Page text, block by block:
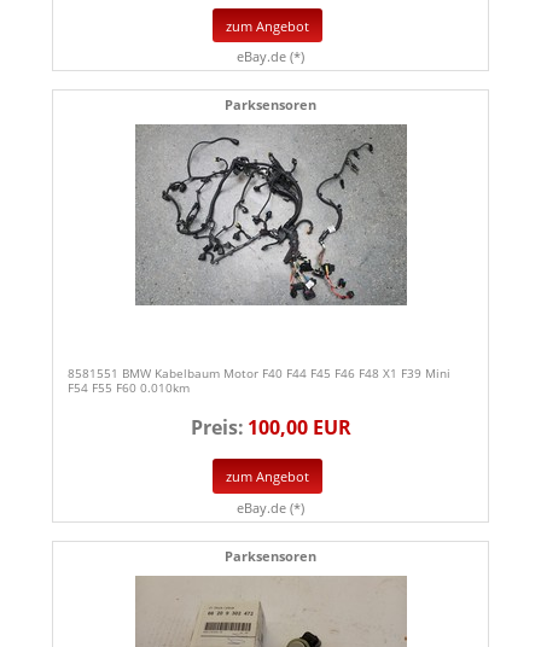
zum Angebot
eBay.de (*)
Parksensoren
8581551 BMW Kabelbaum Motor F40 F44 F45 F46 F48 X1 F39 Mini
F54 F55 F60 0.010km
Preis: 100,00 EUR
zum Angebot
eBay.de (*)
Parksensoren